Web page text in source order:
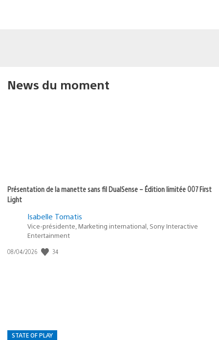
News du moment
Présentation de la manette sans fil DualSense – Édition limitée 007 First
Light
Isabelle Tomatis
Vice-présidente, Marketing international, Sony Interactive
Entertainment
Date
08/04/2026 34
STATE OF PLAY